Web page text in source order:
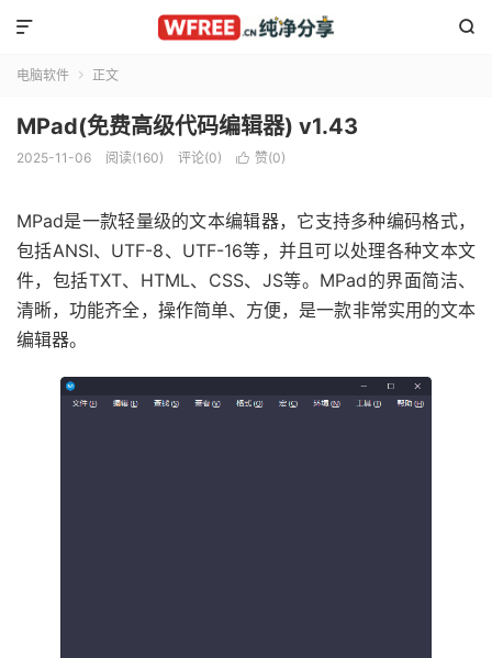


电脑软件  正文
MPad(免费高级代码编辑器) v1.43
2025-11-06 阅读(160) 评论(0)  赞(0)
MPad是一款轻量级的文本编辑器，它支持多种编码格式，
包括ANSI、UTF-8、UTF-16等，并且可以处理各种文本文
件，包括TXT、HTML、CSS、JS等。MPad的界面简洁、
清晰，功能齐全，操作简单、方便，是一款非常实用的文本
编辑器。